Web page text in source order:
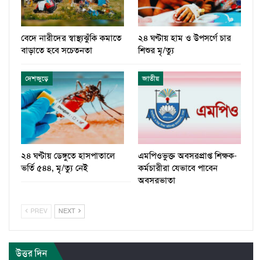
বেদে নারীদের স্বাস্থ্যঝুঁকি কমাতে
বাড়াতে হবে সচেতনতা
২৪ ঘণ্টায় হাম ও উপসর্গে চার
শিশুর মৃ/ত্যু
দেশজুড়ে
২৪ ঘণ্টায় ডেঙ্গুতে হাসপাতালে
ভর্তি ৫৪৪, মৃ/ত্যু নেই
জাতীয়
এমপিওভুক্ত অবসরপ্রাপ্ত শিক্ষক-
কর্মচারীরা যেভাবে পাবেন
অবসরভাতা
PREV NEXT
উত্তর দিন